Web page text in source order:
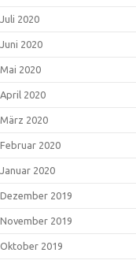
Juli 2020
Juni 2020
Mai 2020
April 2020
März 2020
Februar 2020
Januar 2020
Dezember 2019
November 2019
Oktober 2019